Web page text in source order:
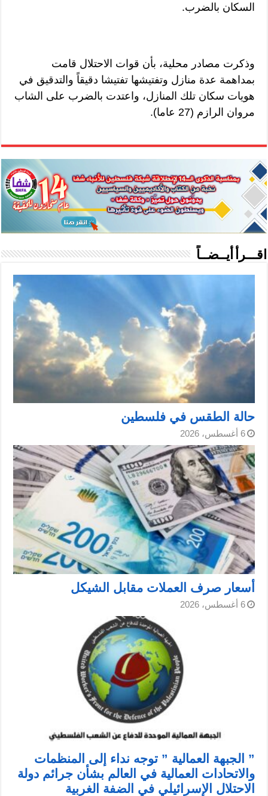
السكان بالضرب.
وذكرت مصادر محلية، بأن قوات الاحتلال قامت
بمداهمة عدة منازل وتفتيشها تفتيشا دقيقاً والتدقيق في
هويات سكان تلك المنازل، واعتدت بالضرب على الشاب
مروان الرازم (27 عاما).
اقـــرأ أيــضــاً
حالة الطقس في فلسطين
6 أغسطس، 2026
أسعار صرف العملات مقابل الشيكل
6 أغسطس، 2026
” الجبهة العمالية ” توجه نداء إلى المنظمات
والاتحادات العمالية في العالم بشأن جرائم دولة
الاحتلال الإسرائيلي في الضفة الغربية